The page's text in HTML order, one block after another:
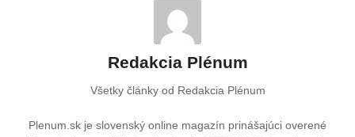
Redakcia Plénum
Všetky články od Redakcia Plénum
Plenum.sk je slovenský online magazín prinášajúci overené